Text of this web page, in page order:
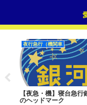
夜行急行（機関車
【夜急・機】寝台急行
のヘッドマーク